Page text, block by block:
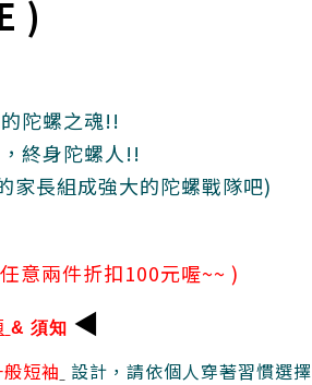
)
陀螺之魂!!
終身陀螺人!!
家長組成強大的陀螺戰隊吧)
意兩件折扣100元喔~~ )
& 須知 ◀
般短袖 設計，請依個人穿著習慣選擇